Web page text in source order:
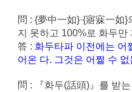
問 : {夢中一如}·{寤寐一如
지 못하고 100%로 화두
答 : 화두타파 이전에는 어
어온 다. 그것은 어쩔 수
問 : 『화두(話頭)』를 받